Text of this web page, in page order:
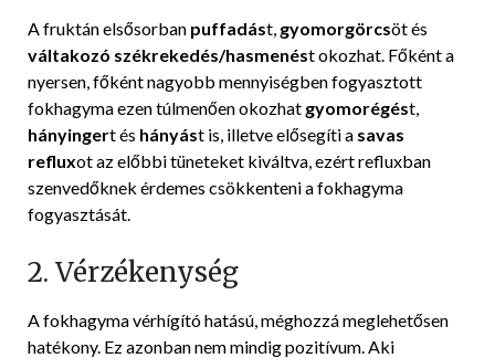
A fruktán elsősorban puffadást, gyomorgörcsöt és
váltakozó székrekedés/hasmenést okozhat. Főként a
nyersen, főként nagyobb mennyiségben fogyasztott
fokhagyma ezen túlmenően okozhat gyomorégést,
hányingert és hányást is, illetve elősegíti a savas
refluxot az előbbi tüneteket kiváltva, ezért refluxban
szenvedőknek érdemes csökkenteni a fokhagyma
fogyasztását.
2. Vérzékenység
A fokhagyma vérhígító hatású, méghozzá meglehetősen
hatékony. Ez azonban nem mindig pozitívum. Aki